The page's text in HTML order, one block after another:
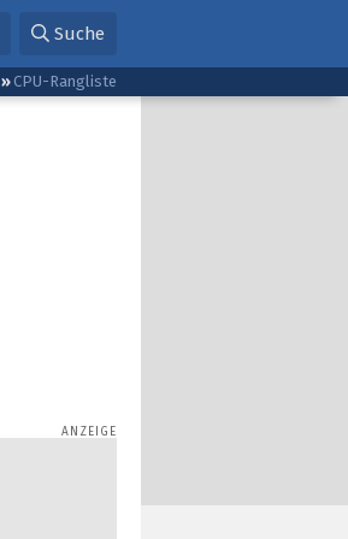
Suche
CPU-Rangliste